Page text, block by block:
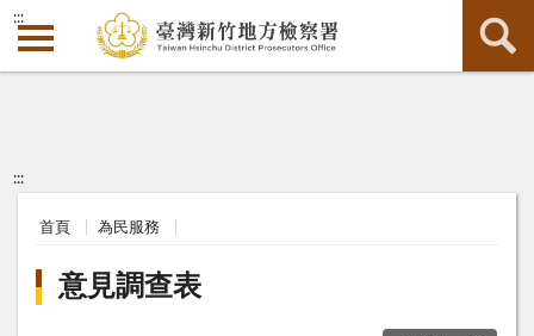
:::
:::
首頁 為民服務
意見調查表